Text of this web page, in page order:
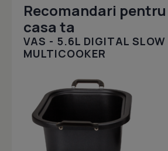
Recomandari
casa ta
VAS - 5.6L DIGITAL SLOW
MULTICOOKER